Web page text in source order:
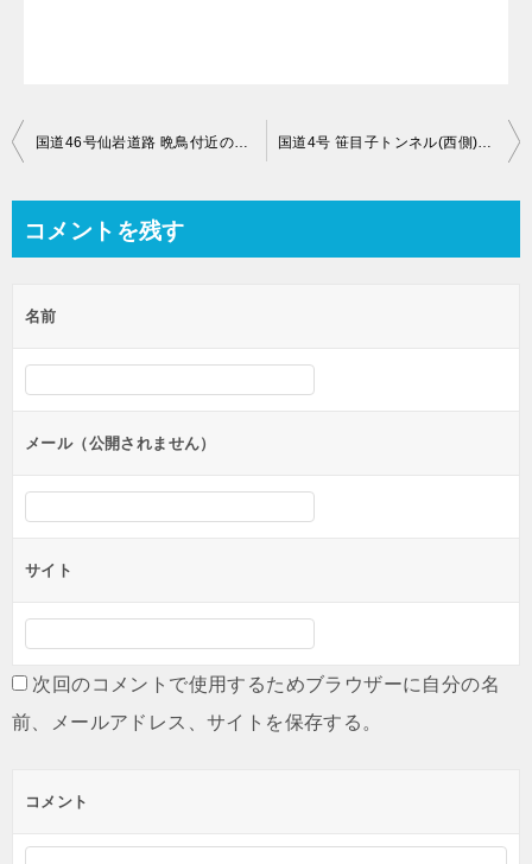
投
ビ
ー
シ
ン
国道46号仙岩道路 晩鳥付近のライブカメラ【岩手県岩手郡雫石町橋場】 国道4号 笹目子トンネル(西側)付近のライブカメラ【岩手県二戸郡一戸町小鳥谷笹目子】
コメントを残す
名前
メール（公開されません）
サイト
次回のコメントで使用するためブラウザーに自分の名
前、メールアドレス、サイトを保存する。
コメント